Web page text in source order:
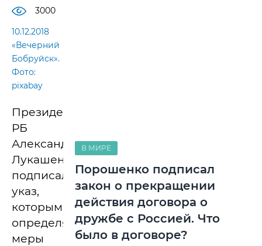
3000
10.12.2018
«Вечерний
Бобруйск».
Фото:
pixabay
Президент
РБ
Александр
Лукашенко
подписал
указ,
которым
определяются
меры
В МИРЕ
Порошенко подписал
закон о прекращении
действия договора о
дружбе с Россией. Что
было в договоре?